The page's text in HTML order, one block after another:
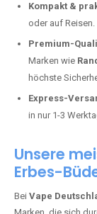
Kompakt &
oder auf Reisen.
Premium-
Marken wie
höchste
Express-
in nur 1-3
Unsere
Erbes-
Bei Vape